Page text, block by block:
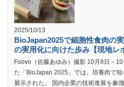
2025/10/13
BioJapan2025で細胞性食肉の
の実用化に向けた歩み【現地レ
Foovo（佐藤あゆみ）撮影 10月8日－
た「BioJapan 2025」では、培養肉で
展示された。 国内企業の技術進展を象